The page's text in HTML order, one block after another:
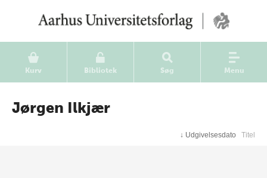
Kurv Bibliotek Søg Menu
Jørgen Ilkjær
↓ Udgivelsesdato Titel